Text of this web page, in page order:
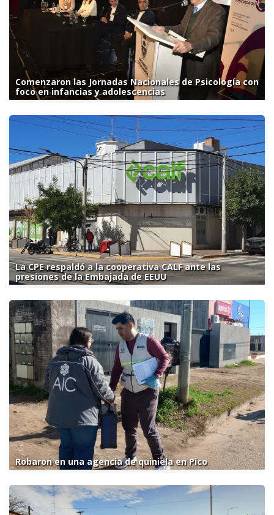
Comenzaron las Jornadas Nacionales de Psicología con
foco en infancias y adolescencias
La CPE respaldó a la cooperativa CALF ante las
presiones de la Embajada de EEUU
Robaron en una agencia de quiniela en Pico